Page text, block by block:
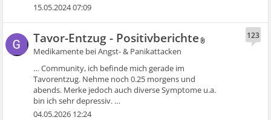
15.05.2024 07:09
Tavor-Entzug - Positivberichte
Medikamente bei Angst- & Panikattacken
… Community, ich befinde mich gerade im
Tavorentzug. Nehme noch 0.25 morgens und
abends. Merke jedoch auch diverse Symptome u.a.
bin ich sehr depressiv. …
123
04.05.2026 12:24